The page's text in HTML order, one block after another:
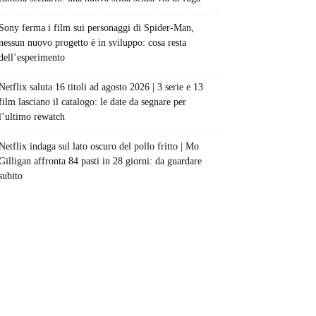
Sony ferma i film sui personaggi di Spider-Man,
nuovo progetto è in sviluppo: cosa resta
saluta 16 titoli ad agosto 2026 | 3 serie e 13
lasciano il catalogo: le date da segnare per
rewatch
indaga sul lato oscuro del pollo fritto | Mo
affronta 84 pasti in 28 giorni: da guardare